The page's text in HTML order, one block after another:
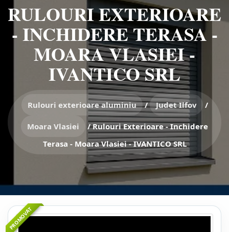
RULOURI EXTERIOARE
- INCHIDERE TERASA -
MOARA VLASIEI -
IVANTICO SRL
Rulouri exterioare aluminiu / Judet Ilfov /
Moara Vlasiei /Rulouri Exterioare - Inchidere
Terasa - Moara Vlasiei - IVANTICO SRL
PROMOVAT